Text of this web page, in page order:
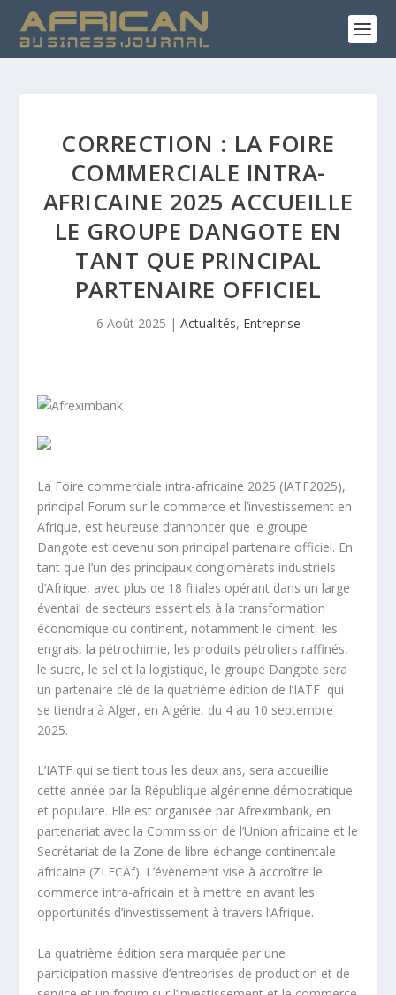
CORRECTION : LA FOIRE
COMMERCIALE INTRA-
AFRICAINE 2025 ACCUEILLE
LE GROUPE DANGOTE EN
TANT QUE PRINCIPAL
PARTENAIRE OFFICIEL
6 Août 2025 | Actualités, Entreprise
La Foire commerciale intra-africaine 2025 (IATF2025),
principal Forum sur le commerce et l’investissement en
Afrique, est heureuse d’annoncer que le groupe
Dangote est devenu son principal partenaire officiel. En
tant que l’un des principaux conglomérats industriels
d’Afrique, avec plus de 18 filiales opérant dans un large
éventail de secteurs essentiels à la transformation
économique du continent, notamment le ciment, les
engrais, la pétrochimie, les produits pétroliers raffinés,
le sucre, le sel et la logistique, le groupe Dangote sera
un partenaire clé de la quatrième édition de l’IATF qui
se tiendra à Alger, en Algérie, du 4 au 10 septembre
2025.
L’IATF qui se tient tous les deux ans, sera accueillie
cette année par la République algérienne démocratique
et populaire. Elle est organisée par Afreximbank, en
partenariat avec la Commission de l’Union africaine et le
Secrétariat de la Zone de libre-échange continentale
africaine (ZLECAf). L’évènement vise à accroître le
commerce intra-africain et à mettre en avant les
opportunités d’investissement à travers l’Afrique.
La quatrième édition sera marquée par une
participation massive d’entreprises de production et de